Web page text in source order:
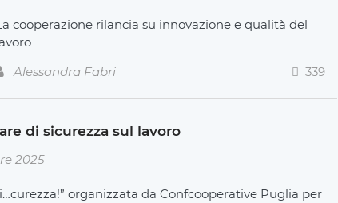
cooperazione rilancia su innovazione e qualità del
Alessandra Fabri
339
di sicurezza sul lavoro
2025
organizzata da Confcooperative Puglia per